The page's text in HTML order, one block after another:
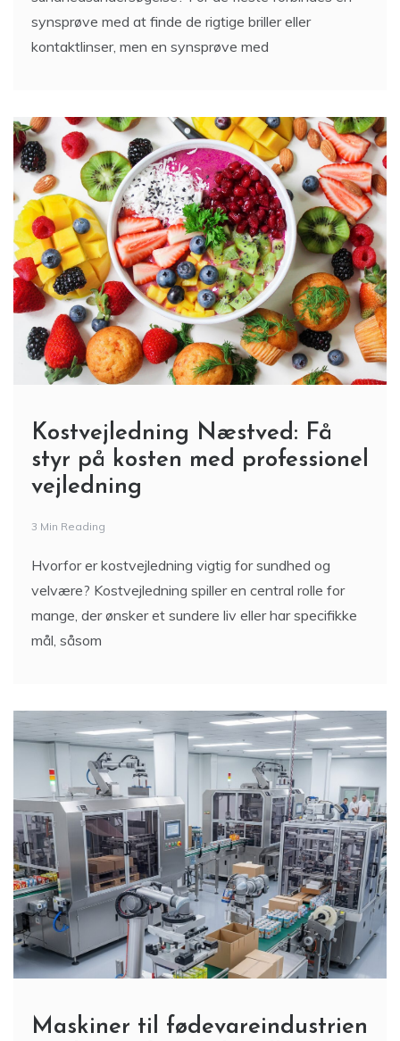
synsprøve med at finde de rigtige briller eller
kontaktlinser, men en synsprøve med
Kostvejledning Næstved: Få
styr på kosten med professionel
vejledning
3 Min Reading
Hvorfor er kostvejledning vigtig for sundhed og
velvære? Kostvejledning spiller en central rolle for
mange, der ønsker et sundere liv eller har specifikke
mål, såsom
Maskiner til fødevareindustrien